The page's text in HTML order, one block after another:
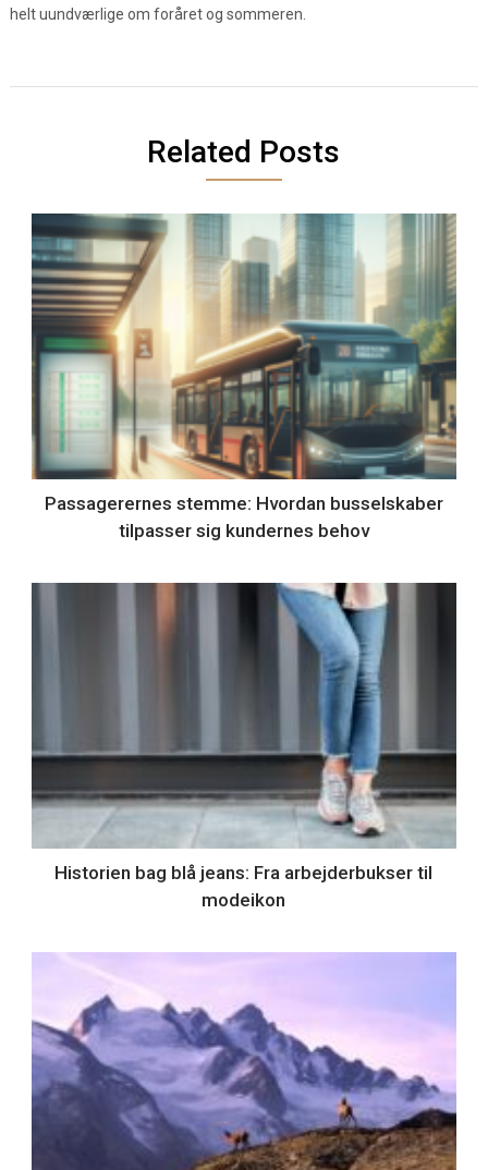
helt uundværlige om foråret og sommeren.
Related Posts
Passagerernes stemme: Hvordan busselskaber
tilpasser sig kundernes behov
Historien bag blå jeans: Fra arbejderbukser til
modeikon